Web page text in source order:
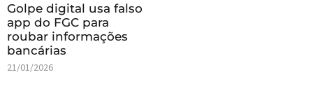
Golpe digital usa falso
app do FGC para
roubar informações
bancárias
21/01/2026